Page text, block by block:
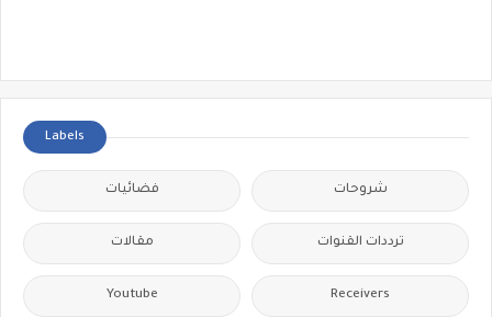
Labels
شروحات فضائيات
ترددات القنوات مقالات
Receivers
Youtube